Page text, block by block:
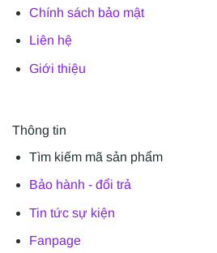
Chính sách bảo mật
Liên hệ
Giới thiệu
Thông tin
Tìm kiếm mã sản phẩm
Bảo hành - đổi trả
Tin tức sự kiện
Fanpage